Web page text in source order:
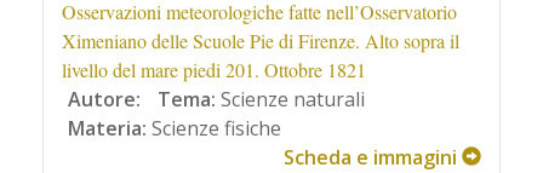
Osservazioni meteorologiche fatte nell’Osservatorio
Ximeniano delle Scuole Pie di Firenze. Alto sopra il
livello del mare piedi 201. Ottobre 1821
Autore: Tema: Scienze naturali
Materia: Scienze fisiche
Scheda e immagini